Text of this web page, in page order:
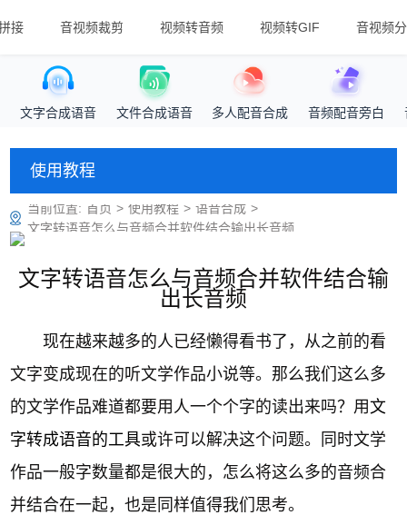
接 音视频裁剪 视频转音频 视频转GIF 音视频
文字合成语音 文件合成语音 多人配音合成 音频配音旁白
使用教程
当前位置: 首页 > 使用教程 > 语音合成 >
文字转语音怎么与音频合并软件结合输出长音频
文字转语音怎么与音频合并软件结合输
出长音频
现在越来越多的人已经懒得看书了，从之前的看
文字变成现在的听文学作品小说等。那么我们这么多
的文学作品难道都要用人一个个字的读出来吗？用文
字转成语音的工具或许可以解决这个问题。同时文学
作品一般字数量都是很大的，怎么将这么多的音频合
并结合在一起，也是同样值得我们思考。